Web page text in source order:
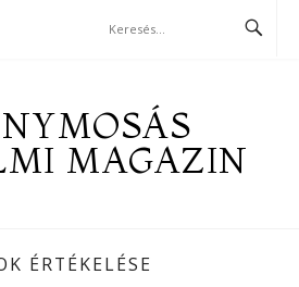
MAGAZIN
ÉRTÉKELÉSE